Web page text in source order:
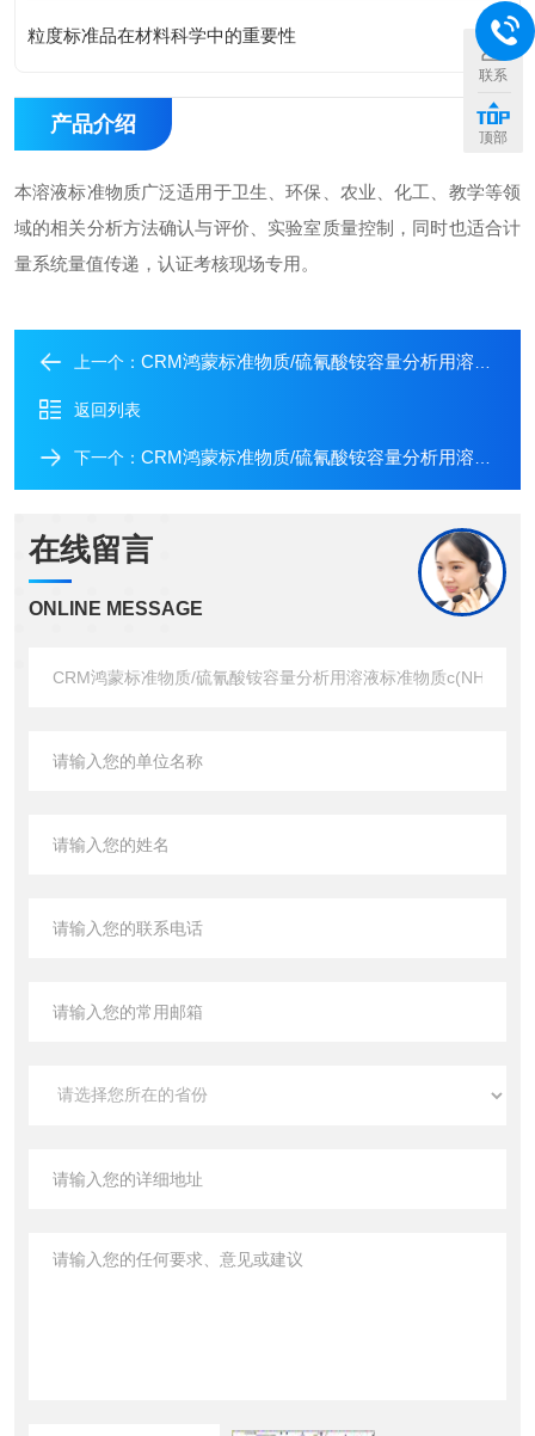
粒度标准品在材料科学中的重要性
产品介绍
本溶液标准物质广泛适用于卫生、环保、农业、化工、教学等领
域的相关分析方法确认与评价、实验室质量控制，同时也适合计
量系统量值传递，认证考核现场专用。
上一个： CRM鸿蒙标准物质/硫氰酸铵容量分析用溶液标准物质c(NH4SCN)：0.1mol/L1L
返回列表
下一个： CRM鸿蒙标准物质/硫氰酸铵容量分析用溶液标准物质c(NH4SCN)：0.1mol/L45mL
在线留言
ONLINE MESSAGE
联系
顶部